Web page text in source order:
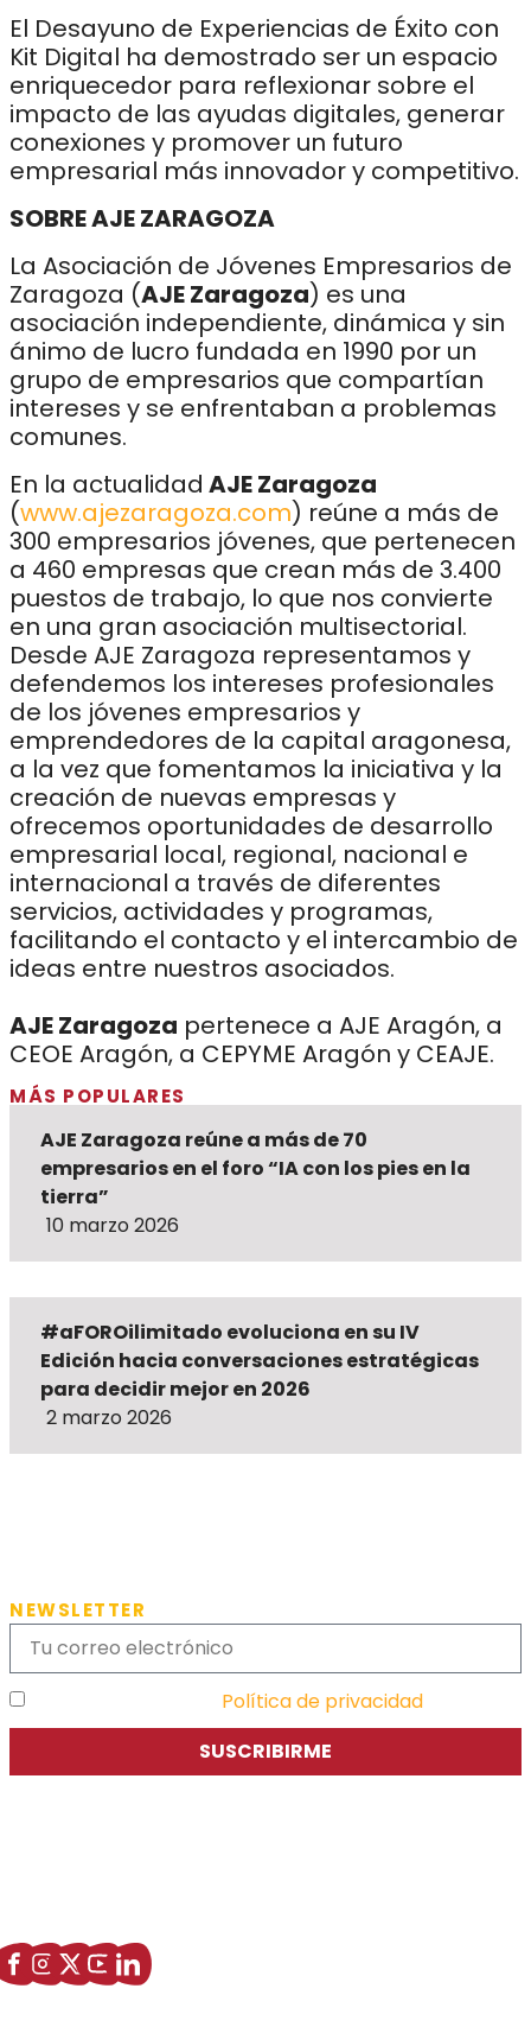
El Desayuno de Experiencias de Éxito con
Kit Digital ha demostrado ser un espacio
enriquecedor para reflexionar sobre el
impacto de las ayudas digitales, generar
conexiones y promover un futuro
empresarial más innovador y competitivo.
SOBRE AJE ZARAGOZA
La Asociación de Jóvenes Empresarios de
Zaragoza (AJE Zaragoza) es una
asociación independiente, dinámica y sin
ánimo de lucro fundada en 1990 por un
grupo de empresarios que compartían
intereses y se enfrentaban a problemas
comunes.
En la actualidad AJE Zaragoza
(www.ajezaragoza.com) reúne a más de
300 empresarios jóvenes, que pertenecen
a 460 empresas que crean más de 3.400
puestos de trabajo, lo que nos convierte
en una gran asociación multisectorial.
Desde AJE Zaragoza representamos y
defendemos los intereses profesionales
de los jóvenes empresarios y
emprendedores de la capital aragonesa,
a la vez que fomentamos la iniciativa y la
creación de nuevas empresas y
ofrecemos oportunidades de desarrollo
empresarial local, regional, nacional e
internacional a través de diferentes
servicios, actividades y programas,
facilitando el contacto y el intercambio de
ideas entre nuestros asociados.
AJE Zaragoza pertenece a AJE Aragón, a
CEOE Aragón, a CEPYME Aragón y CEAJE.
MÁS POPULARES
AJE Zaragoza reúne a más de 70
empresarios en el foro “IA con los pies en la
tierra”
10 marzo 2026
#aFOROilimitado evoluciona en su IV
Edición hacia conversaciones estratégicas
para decidir mejor en 2026
2 marzo 2026
NEWSLETTER
Política de privacidad
SUSCRIBIRME